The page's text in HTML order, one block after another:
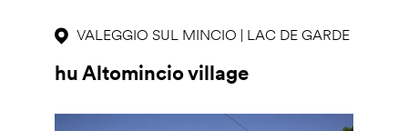
VALEGGIO SUL MINCIO | LAC DE GARDE
hu Altomincio village